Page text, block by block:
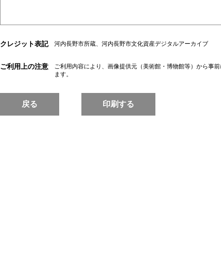
クレジット表記 河内長野市所蔵、河内長野市文化資産デジタルアーカイブ
ご利用上の注意
ご利用内容により、画像提供元（美術館・博物館等）から事
ます。
戻る 印刷する